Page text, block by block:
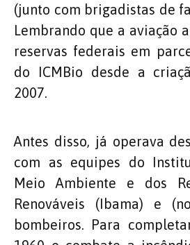
(junto com brigadistas de
Lembrando que a aviação
reservas federais em
do ICMBio desde a
2007.
Antes disso, já operava
com as equipes do
Meio Ambiente e dos
Renováveis (Ibama) e
bombeiros. Para